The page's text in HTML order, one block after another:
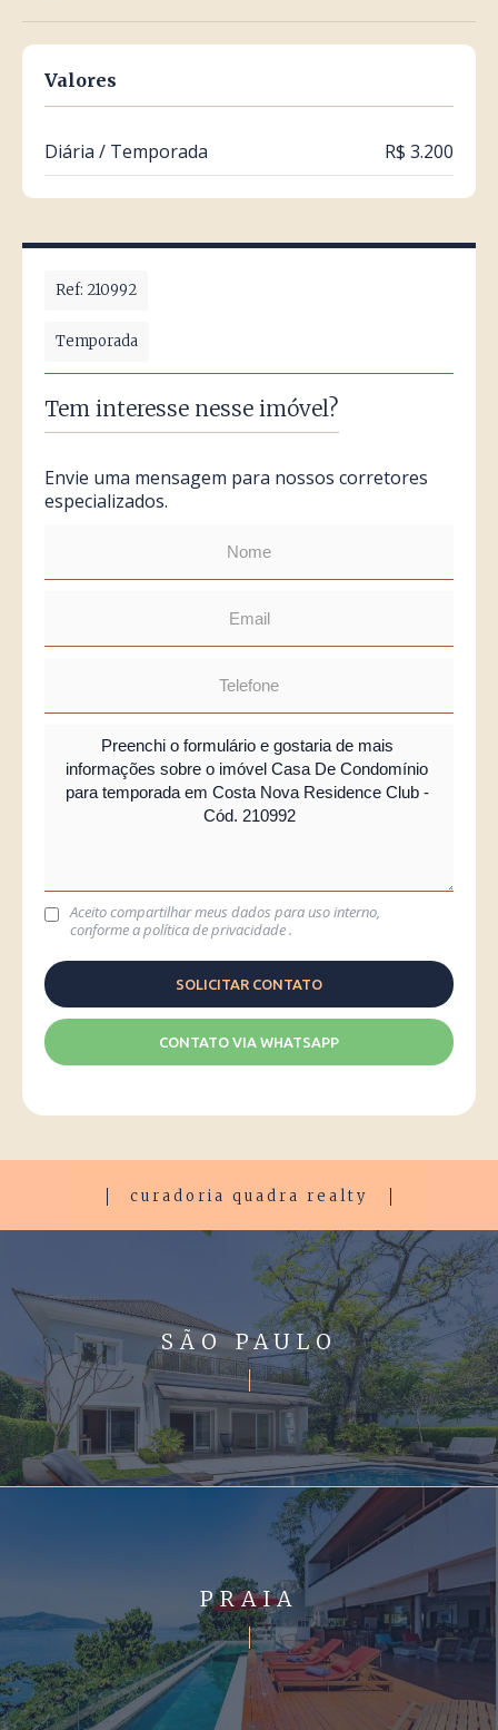
Valores
Diária / Temporada R$ 3.200
Ref: 210992
Temporada
Tem interesse nesse imóvel?
Envie uma mensagem para nossos corretores
especializados.
Aceito compartilhar meus dados para uso interno,
conforme apolítica de privacidade.
CONTATO VIA WHATSAPP
curadoria quadra realty
SÃO PAULO
PRAIA